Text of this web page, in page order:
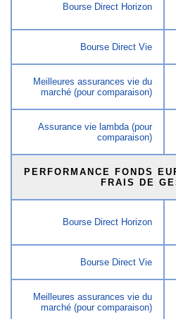
Bourse Direct Horizon
Bourse Direct Vie
Meilleures assurances vie du
marché (pour comparaison)
Assurance vie lambda (pour
comparaison)
PERFORMANCE FONDS
FRAIS DE
Bourse Direct Horizon
Bourse Direct Vie
Meilleures assurances vie du
marché (pour comparaison)